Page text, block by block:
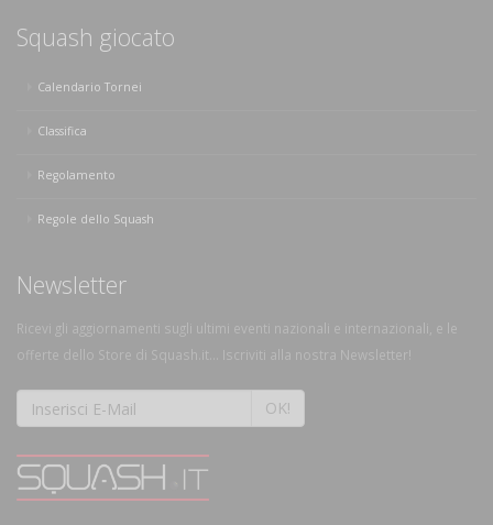
Squash giocato
Calendario Tornei
Classifica
Regolamento
Regole dello Squash
Newsletter
Ricevi gli aggiornamenti sugli ultimi eventi nazionali e internazionali, e le
offerte dello Store di Squash.it... Iscriviti alla nostra Newsletter!
OK!